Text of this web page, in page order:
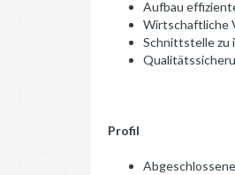
Aufbau
Wirtschaftliche
Schnittstelle zu
Profil